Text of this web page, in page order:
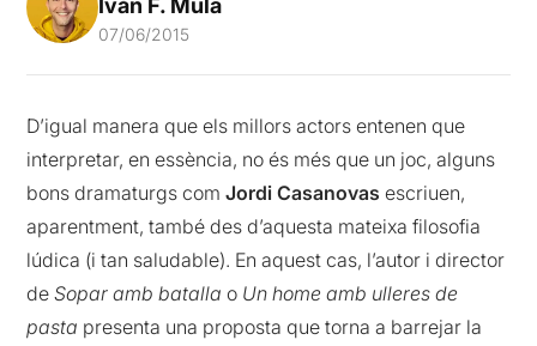
Iván F. Mula
07/06/2015
D’igual manera que els millors actors entenen que
interpretar, en essència, no és més que un joc, alguns
bons dramaturgs comJordi Casanovas escriuen,
aparentment, també des d’aquesta mateixa filosofia
lúdica (i tan saludable). En aquest cas, l’autor i director
deSopar amb batalla o Un home amb ulleres de
pasta presenta una proposta que torna a barrejar la